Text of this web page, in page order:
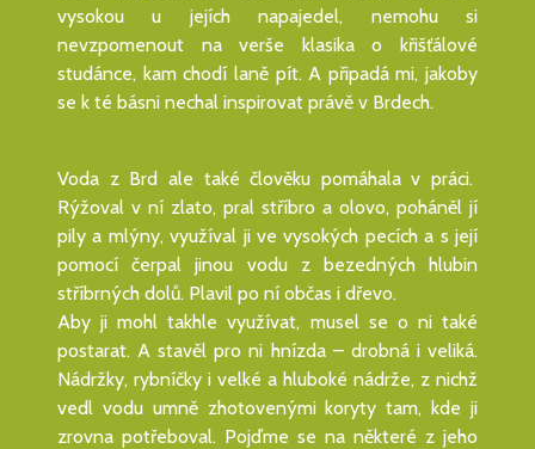
vysokou u jejích napajedel, nemohu si
nevzpomenout na verše klasika o křišťálové
studánce, kam chodí laně pít. A připadá mi, jakoby
se k té básni nechal inspirovat právě v Brdech.
Voda z Brd ale také člověku pomáhala v práci.
Rýžoval v ní zlato, pral stříbro a olovo, poháněl jí
pily a mlýny, využíval ji ve vysokých pecích a s její
pomocí čerpal jinou vodu z bezedných hlubin
stříbrných dolů. Plavil po ní občas i dřevo.
Aby ji mohl takhle využívat, musel se o ni také
postarat. A stavěl pro ni hnízda – drobná i veliká.
Nádržky, rybníčky i velké a hluboké nádrže, z nichž
vedl vodu umně zhotovenými koryty tam, kde ji
zrovna potřeboval. Pojďme se na některé z jeho